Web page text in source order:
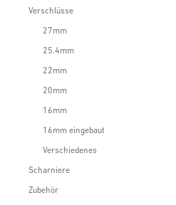
Verschlüsse
27mm
25.4mm
22mm
20mm
16mm
16mm eingebaut
Verschiedenes
Scharniere
Zubehör